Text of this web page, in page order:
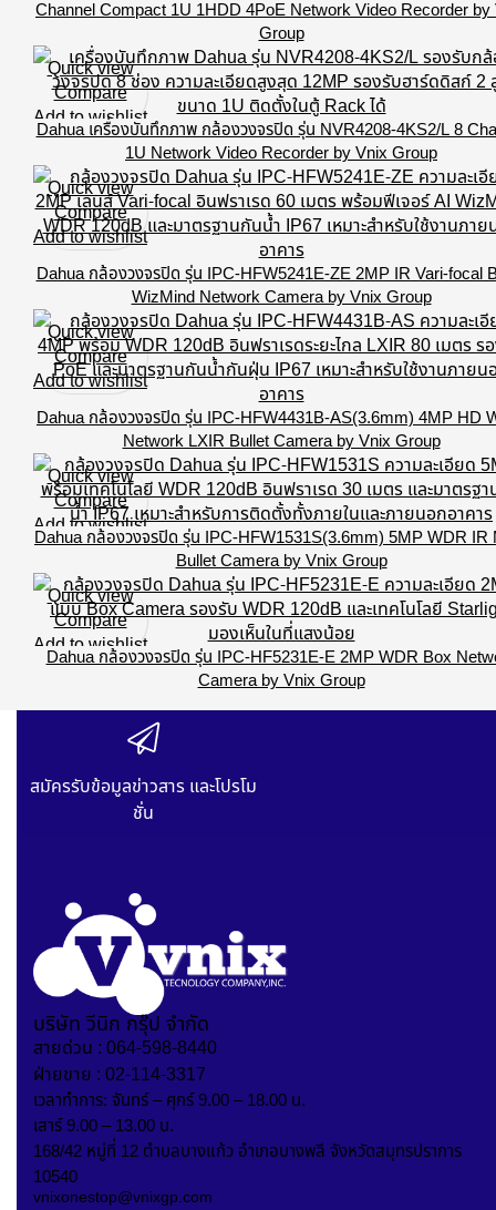
Channel Compact 1U 1HDD 4PoE Network Video Recorder by
Group
Quick view
Compare
Add to wishlist
Dahua เครื่องบันทึกภาพ กล้องวงจรปิด รุ่น NVR4208-4KS2/L 8
1U Network Video Recorder by Vnix Group
Quick view
Compare
Add to wishlist
Dahua กล้องวงจรปิด รุ่น IPC-HFW5241E-ZE 2MP IR Vari-focal
WizMind Network Camera by Vnix Group
Quick view
Compare
Add to wishlist
Dahua กล้องวงจรปิด รุ่น IPC-HFW4431B-AS(3.6mm) 4MP HD
Network LXIR Bullet Camera by Vnix Group
Quick view
Compare
Add to wishlist
Dahua กล้องวงจรปิด รุ่น IPC-HFW1531S(3.6mm) 5MP WDR IR
Bullet Camera by Vnix Group
Quick view
Compare
Add to wishlist
Dahua กล้องวงจรปิด รุ่น IPC-HF5231E-E 2MP WDR Box
Camera by Vnix Group
สมัครรับข้อมูลข่าวสาร และโปรโม
ชั่น
บริษัท วีนิก กรุ๊ป จำกัด
สายด่วน : 064-598-8440
ฝ่ายขาย : 02-114-3317
เวลาทำการ: จันทร์ – ศุกร์ 9.00 – 18.00 น.
เสาร์ 9.00 – 13.00 น.
168/42 หมู่ที่ 12 ตำบลบางแก้ว อำเภอบางพลี จังหวัดสมุทรปราการ
10540
vnixonestop@vnixgp.com